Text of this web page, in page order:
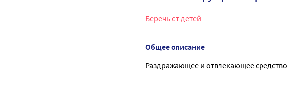
Беречь от детей
Общее описание
Раздражающее и отвлекающее средство